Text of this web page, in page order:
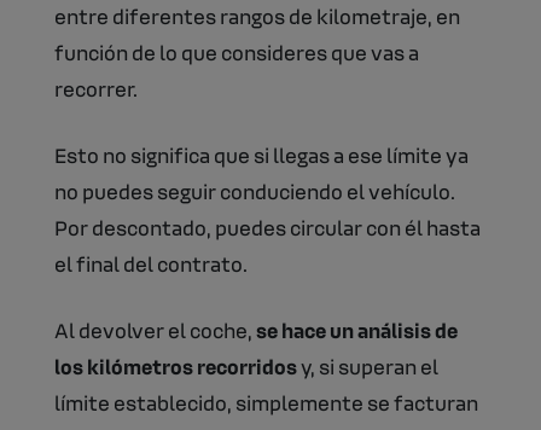
entre diferentes rangos de kilometraje, en
función de lo que consideres que vas a
recorrer.
Esto no significa que si llegas a ese límite ya
no puedes seguir conduciendo el vehículo.
Por descontado, puedes circular con él hasta
el final del contrato.
Al devolver el coche,se hace un análisis de
los kilómetros recorridosy, si superan el
límite establecido, simplemente se facturan